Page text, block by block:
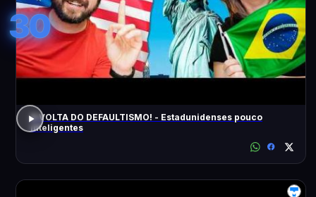
30
A VOLTA DO DEFAULTISMO! - Estadunidenses pouco
inteligentes